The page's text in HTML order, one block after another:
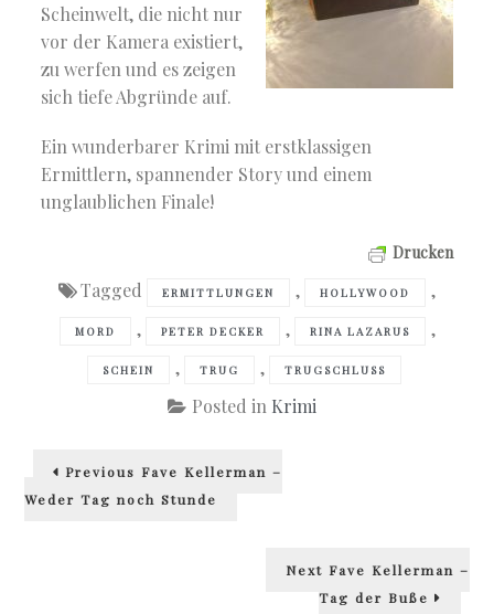
Scheinwelt, die nicht nur
vor der Kamera existiert,
zu werfen und es zeigen
sich tiefe Abgründe auf.
Ein wunderbarer Krimi mit erstklassigen
Ermittlern, spannender Story und einem
unglaublichen Finale!
Drucken
Tagged ERMITTLUNGEN , HOLLYWOOD ,
MORD , PETER DECKER , RINA LAZARUS ,
SCHEIN , TRUG , TRUGSCHLUSS
Posted in Krimi
Beitragsnavigation
Previous Previous
Faye Kellerman –
Weder Tag noch Stunde
Next Next
Faye Kellerman –
Tag der Buße